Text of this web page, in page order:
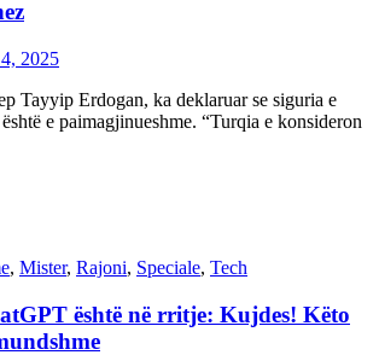
2025
Tayyip Erdogan, ka deklaruar se siguria e
e paimagjinueshme. “Turqia e konsideron
, Mister, Rajoni, Speciale, Tech
është në rritje: Kujdes! Këto